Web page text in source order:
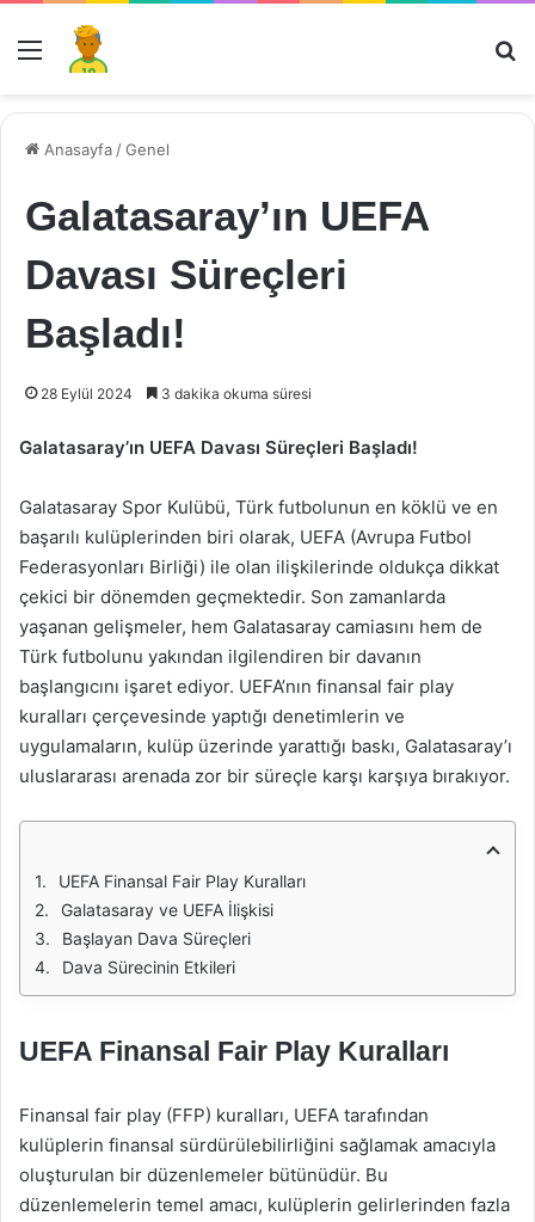
Menü
Anasayfa /Genel
Galatasaray’ın UEFA
Davası Süreçleri
Başladı!
28 Eylül 2024 3 dakika okuma süresi
Galatasaray’ın UEFA Davası Süreçleri Başladı!
Galatasaray Spor Kulübü, Türk futbolunun en köklü ve en
başarılı kulüplerinden biri olarak, UEFA (Avrupa Futbol
Federasyonları Birliği) ile olan ilişkilerinde oldukça dikkat
çekici bir dönemden geçmektedir. Son zamanlarda
yaşanan gelişmeler, hem Galatasaray camiasını hem de
Türk futbolunu yakından ilgilendiren bir davanın
başlangıcını işaret ediyor. UEFA’nın finansal fair play
kuralları çerçevesinde yaptığı denetimlerin ve
uygulamaların, kulüp üzerinde yarattığı baskı, Galatasaray’ı
uluslararası arenada zor bir süreçle karşı karşıya bırakıyor.
UEFA Finansal Fair Play Kuralları
Galatasaray ve UEFA İlişkisi
Başlayan Dava Süreçleri
Dava Sürecinin Etkileri
UEFA Finansal Fair Play Kuralları
Finansal fair play (FFP) kuralları, UEFA tarafından
kulüplerin finansal sürdürülebilirliğini sağlamak amacıyla
oluşturulan bir düzenlemeler bütünüdür. Bu
düzenlemelerin temel amacı, kulüplerin gelirlerinden fazla